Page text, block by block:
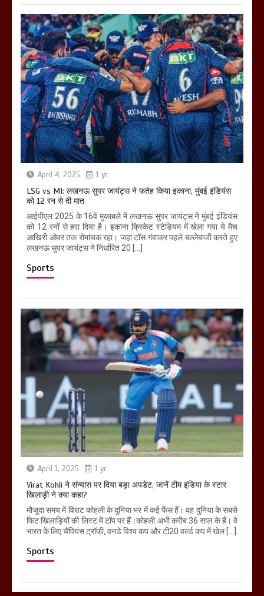
April 4, 2025 1 yr
LSG vs MI: लखनऊ सुपर जायंट्स ने फतेह किया इकाना, मुंबई इंडियंस
को 12 रन से दी मात
आईपीएल 2025 के 16वें मुकाबले में लखनऊ सुपर जायंट्स ने मुंबई इंडियंस
को 12 रनों से हरा दिया है। इकाना क्रिकेट स्टेडियम में खेला गया ये मैच
आखिरी ओवर तक रोमांचक रहा। जहां टॉस गंवाकर पहले बल्लेबाजी करते हुए
लखनऊ सुपर जायंट्स ने निर्धारित 20 […]
Sports
April 1, 2025 1 yr
Virat Kohli ने संन्यास पर दिया बड़ा अपडेट, जानें टीम इंडिया के स्टार
खिलाड़ी ने क्या कहा?
मौजूदा समय में विराट कोहली के दुनिया भर में कई फैंस हैं। वह दुनिया के सबसे
फिट खिलाड़ियों की लिस्ट में टॉप पर हैं।कोहली अभी करीब 36 साल के हैं। वे
भारत के लिए चैंपियंस ट्रॉफी, वनडे विश्व कप और टी20 वर्ल्ड कप में खेल […]
Sports